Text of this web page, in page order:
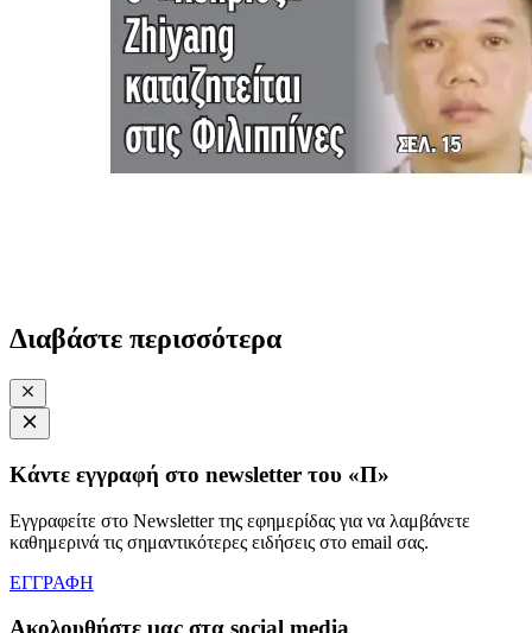
Διαβάστε περισσότερα
Κάντε εγγραφή στο newsletter του «Π»
Εγγραφείτε στο Newsletter της εφημερίδας για να λαμβάνετε
καθημερινά τις σημαντικότερες ειδήσεις στο email σας.
ΕΓΓΡΑΦΗ